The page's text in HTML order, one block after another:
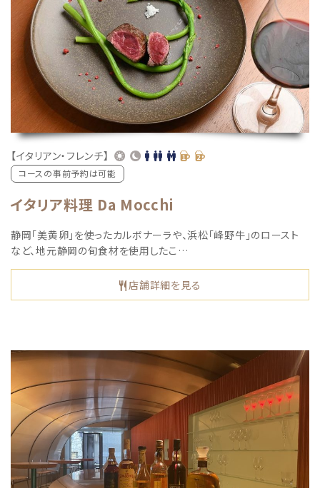
【イタリアン・フレンチ】
コースの事前予約は可能
イタリア料理 Da Mocchi
静岡「美黄卵」を使ったカルボナーラや、浜松「峰野牛」のロースト
など、地元静岡の旬食材を使用したこ…
店舗詳細を見る